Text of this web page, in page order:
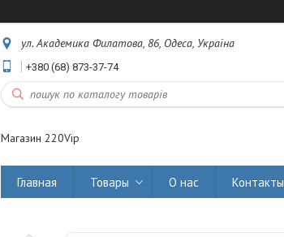
ул. Академика Филатова, 86, Одеса, Україна
+380 (68) 873-37-74
Магазин 220Vip
Главная Товары О нас Контакты